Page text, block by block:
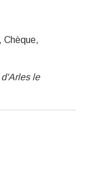
Chèque,
le